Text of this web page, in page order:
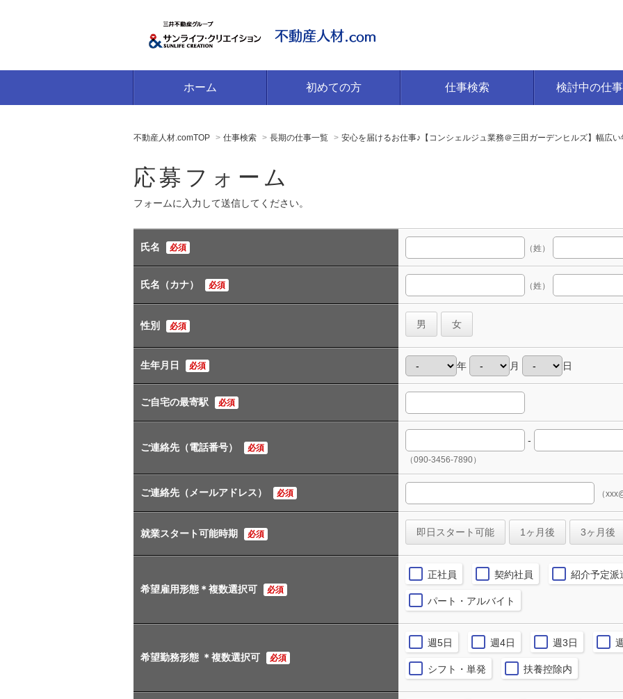
ホーム 初めての方 仕事検索 検討中の仕
不動産人材.comTOP 仕事検索 長期の仕事一覧 安心を届けるお仕事♪【コンシェルジュ業務＠三田ガーデンヒルズ】幅広
応募フォーム
フォームに入力して送信してください。
氏名 必須 （姓）
氏名（カナ） 必須 （姓）
性別 必須 男 女
生年月日 必須 年 月 日
ご自宅の最寄駅 必須
ご連絡先（電話番号） 必須
-
（090-3456-7890）
ご連絡先（メールアドレス） 必須 （
就業スタート可能時期 必須 即日スタート可能 1ヶ月後 3ヶ月後
希望雇用形態＊複数選択可 必須
正社員 契約社員 紹介予定派
パート・アルバイト
希望勤務形態 ＊複数選択可 必須
週5日 週4日 週3日
シフト・単発 扶養控除内